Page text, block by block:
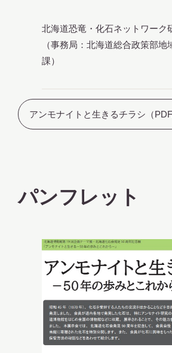
北海道恐竜・化石ネットワーク
（事務局：北海道総合政策部
課）
アンモナイトと生きるチラシ（
パンフレット